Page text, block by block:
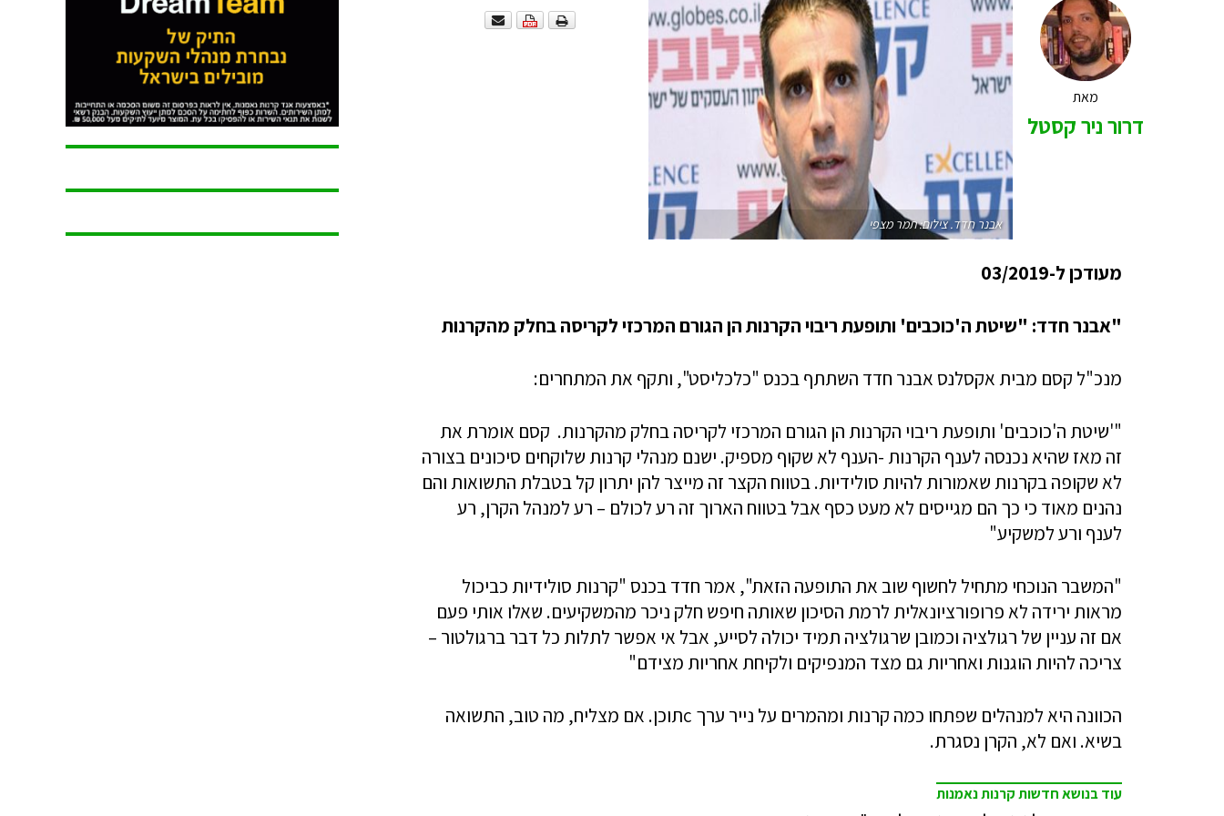
מאת
דרור ניר קסטל
אבנר חדד. צילום: תמר מצפי
מעודכן ל-03/2019
"אבנר חדד: "שיטת ה'כוכבים' ותופעת ריבוי הקרנות הן הגורם המרכזי לקריסה בחלק מהקרנות
מנכ"ל קסם מבית אקסלנס אבנר חדד השתתף בכנס "כלכליסט", ותקף את המתחרים:
"'שיטת ה'כוכבים' ותופעת ריבוי הקרנות הן הגורם המרכזי לקריסה בחלק מהקרנות. קסם אומרת את
זה מאז שהיא נכנסה לענף הקרנות -הענף לא שקוף מספיק. ישנם מנהלי קרנות שלוקחים סיכונים בצורה
לא שקופה בקרנות שאמורות להיות סולידיות. בטווח הקצר זה מייצר להן יתרון קל בטבלת התשואות והם
נהנים מאוד כי כך הם מגייסים לא מעט כסף אבל בטווח הארוך זה רע לכולם – רע למנהל הקרן, רע
לענף ורע למשקיע"
"המשבר הנוכחי מתחיל לחשוף שוב את התופעה הזאת", אמר חדד בכנס "קרנות סולידיות כביכול
מראות ירידה לא פרופורציונאלית לרמת הסיכון שאותה חיפש חלק ניכר מהמשקיעים. שאלו אותי פעם
אם זה עניין של רגולציה וכמובן שרגולציה תמיד יכולה לסייע, אבל אי אפשר לתלות כל דבר ברגולטור –
צריכה להיות הוגנות ואחריות גם מצד המנפיקים ולקיחת אחריות מצידם"
הכוונה היא למנהלים שפתחו כמה קרנות ומהמרים על נייר ערך cתוכן. אם מצליח, מה טוב, התשואה
בשיא. ואם לא, הקרן נסגרת.
עוד בנושא חדשות קרנות נאמנות